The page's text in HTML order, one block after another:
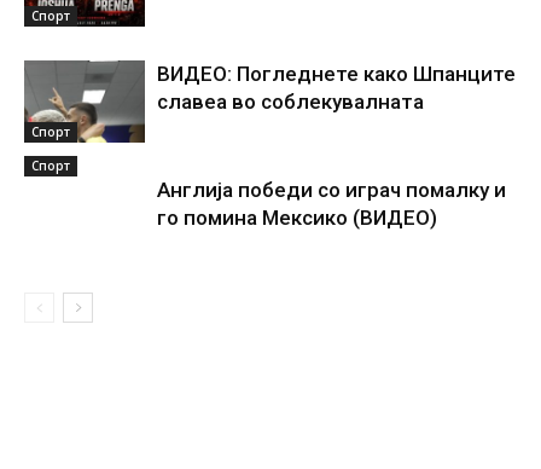
Спорт
Спорт
ВИДЕО: Погледнете како Шпанците
славеа во соблекувалната
Спорт
Англија победи со играч помалку и
го помина Мексико (ВИДЕО)